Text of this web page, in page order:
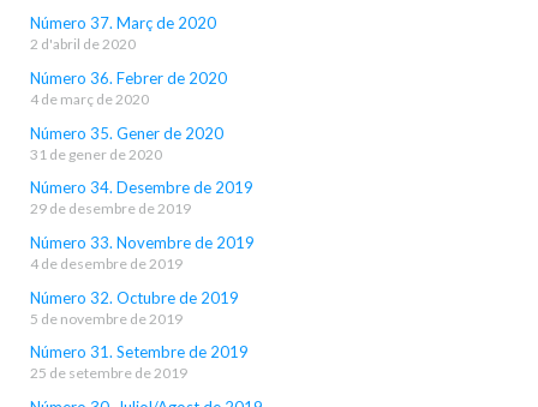
Número 37. Març de 2020
2 d'abril de 2020
Número 36. Febrer de 2020
4 de març de 2020
Número 35. Gener de 2020
31 de gener de 2020
Número 34. Desembre de 2019
29 de desembre de 2019
Número 33. Novembre de 2019
4 de desembre de 2019
Número 32. Octubre de 2019
5 de novembre de 2019
Número 31. Setembre de 2019
25 de setembre de 2019